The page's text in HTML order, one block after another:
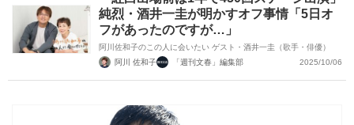
純烈・酒井一圭が明かすオフ事情「5日オ
フがあったのですが…」
阿川佐和子のこの人に会いたい ゲスト・酒井一圭（歌手・俳優）
阿川 佐和子
「週刊文春」編集部 2025/10/06